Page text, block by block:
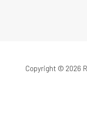
Copyright © 2026